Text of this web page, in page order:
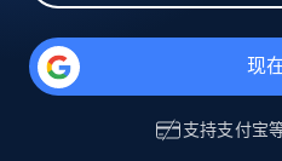
现
支持支付宝